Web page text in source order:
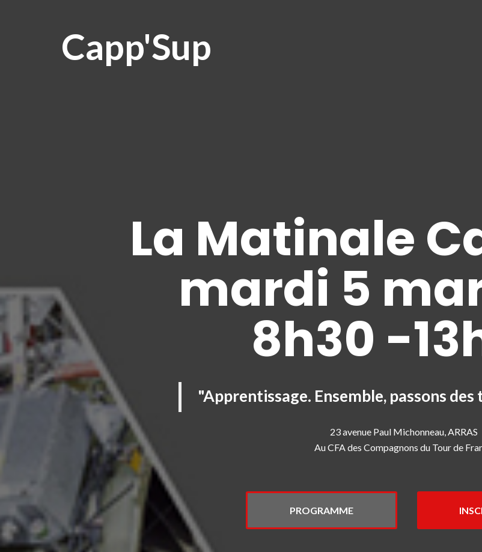
Capp'Sup
La Matinale
mardi 5
8h30 -
"Apprentissage. Ensemble, passons
23 avenue Paul Michonneau, ARRAS
Au CFA des Compagnons du Tour de
PROGRAMME